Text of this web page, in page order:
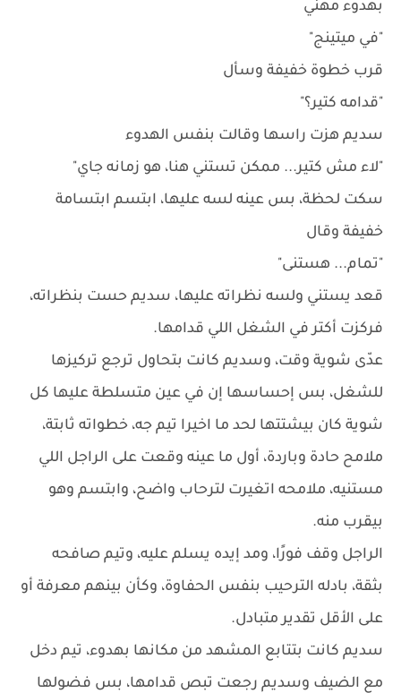
بهدوء مهني
"في ميتينج"
قرب خطوة خفيفة وسأل
"قدامه كتير؟"
سديم هزت راسها وقالت بنفس الهدوء
"لاء مش كتير... ممكن تستني هنا، هو زمانه جاي"
سكت لحظة، بس عينه لسه عليها، ابتسم ابتسامة
خفيفة وقال
"تمام... هستنى"
قعد يستني ولسه نظراته عليها، سديم حست بنظراته،
فركزت أكتر في الشغل اللي قدامها.
عدّى شوية وقت، وسديم كانت بتحاول ترجع تركيزها
للشغل، بس إحساسها إن في عين متسلطة عليها كل
شوية كان بيشتتها لحد ما اخيرا تيم جه، خطواته ثابتة،
ملامح حادة وباردة، أول ما عينه وقعت على الراجل اللي
مستنيه، ملامحه اتغيرت لترحاب واضح، وابتسم وهو
بيقرب منه.
الراجل وقف فورًا، ومد إيده يسلم عليه، وتيم صافحه
بثقة، بادله الترحيب بنفس الحفاوة، وكأن بينهم معرفة أو
على الأقل تقدير متبادل.
سديم كانت بتتابع المشهد من مكانها بهدوء، تيم دخل
مع الضيف وسديم رجعت تبص قدامها، بس فضولها